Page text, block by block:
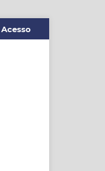
Acesso